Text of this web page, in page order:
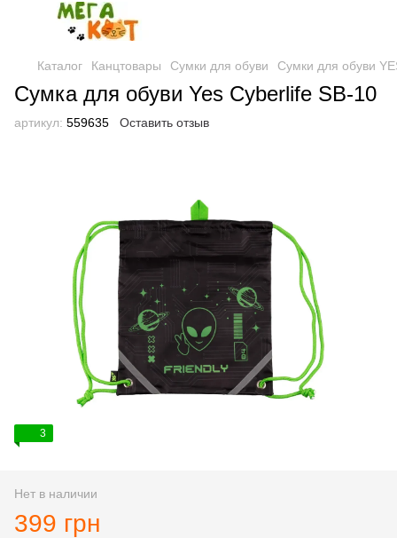
Каталог Канцтовары Сумки для обуви Сумки для обуви
Сумка для обуви Yes Cyberlife SB-10
артикул: 559635 Оставить отзыв
3
Нет в наличии
399 грн